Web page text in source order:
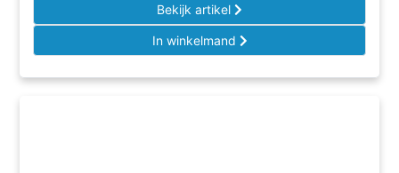
Bekijk artikel
In winkelmand